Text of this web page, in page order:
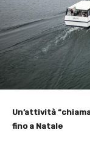
Un’attività
fino a Natale